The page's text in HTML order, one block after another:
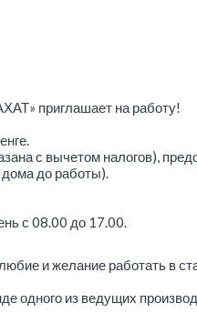
приглашает на работу!
с вычетом налогов),
дома до работы).
с 08.00 до 17.00.
и желание работать в
одного из ведущих